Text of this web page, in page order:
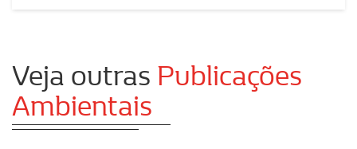
Veja outras Publicações
Ambientais